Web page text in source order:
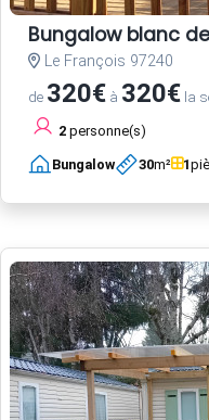
Bungalow blanc
Le François 97240
de 320€ à 320€ la
2 personne(s)
Bungalow 30m² 1